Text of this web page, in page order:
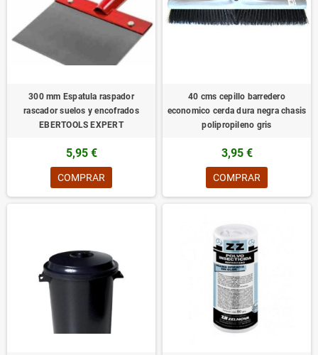
300 mm Espatula raspador
rascador suelos y encofrados
EBERTOOLS EXPERT
5,95 €
COMPRAR
40 cms cepillo barredero
economico cerda dura negra chasis
polipropileno gris
3,95 €
COMPRAR